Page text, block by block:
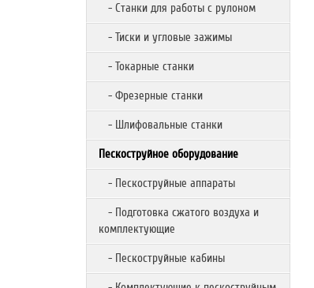
- Станки для работы с рулоном
- Тиски и угловые зажимы
- Токарные станки
- Фрезерные станки
- Шлифовальные станки
Пескоструйное оборудование
- Пескоструйные аппараты
- Подготовка сжатого воздуха и
комплектующие
- Пескоструйные кабины